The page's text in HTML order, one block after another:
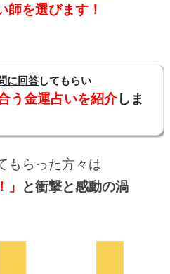
師を選びます！
に回答してもらい
う金運占いを紹介しま
もらった方々は
」 と衝撃と感動の渦